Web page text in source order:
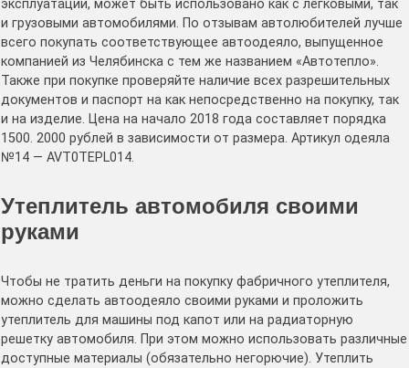
эксплуатации, может быть использовано как с легковыми, так
и грузовыми автомобилями. По отзывам автолюбителей лучше
всего покупать соответствующее автоодеяло, выпущенное
компанией из Челябинска с тем же названием «Автотепло».
Также при покупке проверяйте наличие всех разрешительных
документов и паспорт на как непосредственно на покупку, так
и на изделие. Цена на начало 2018 года составляет порядка
1500. 2000 рублей в зависимости от размера. Артикул одеяла
№14 — AVT0TEPL014.
Утеплитель автомобиля своими
руками
Чтобы не тратить деньги на покупку фабричного утеплителя,
можно сделать автоодеяло своими руками и проложить
утеплитель для машины под капот или на радиаторную
решетку автомобиля. При этом можно использовать различные
доступные материалы (обязательно негорючие). Утеплить